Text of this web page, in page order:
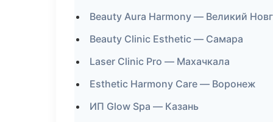
Beauty Aura Harmony — Великий
Beauty Clinic Esthetic — Самара
Laser Clinic Pro — Махачкала
Esthetic Harmony Care — Воронеж
ИП Glow Spa — Казань